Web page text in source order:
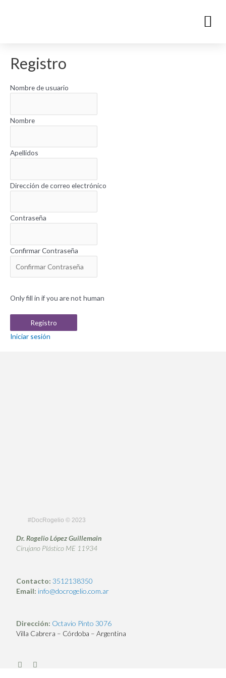
Registro
Nombre de usuario
Nombre
Apellidos
Dirección de correo electrónico
Contraseña
Confirmar Contraseña
Only fill in if you are not human
Iniciar sesión
#DocRogelio © 2023
Dr. Rogelio López Guillemain
Cirujano Plástico ME 11934
Contacto:3512138350
Email: info@docrogelio.com.ar
Dirección: Octavio Pinto 3076
Villa Cabrera – Córdoba – Argentina